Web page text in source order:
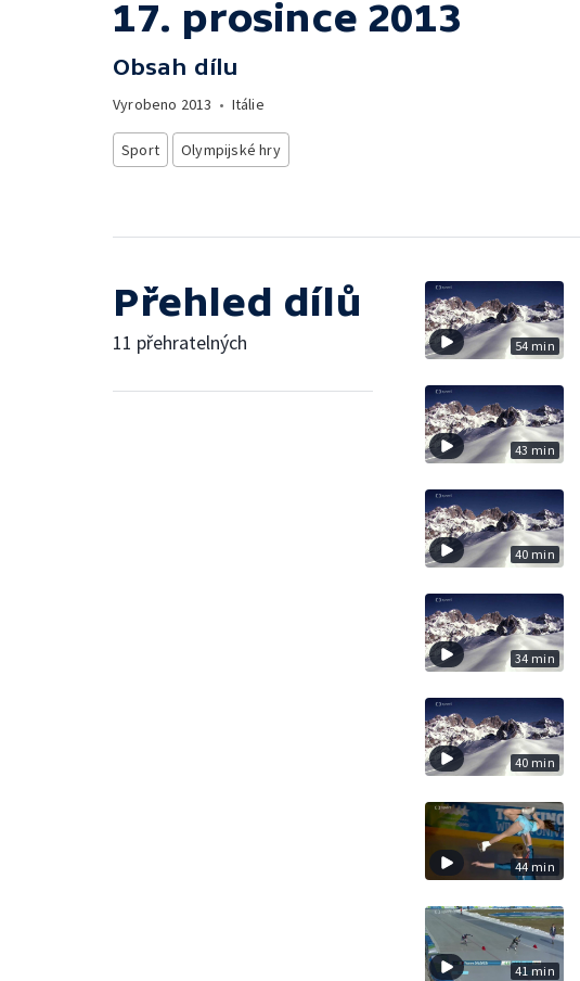
17. prosince 2013
Obsah dílu
Vyrobeno 2013 • Itálie
Sport Olympijské hry
Přehled dílů
11 přehratelných 54 min
43 min
40 min
34 min
40 min
44 min
41 min